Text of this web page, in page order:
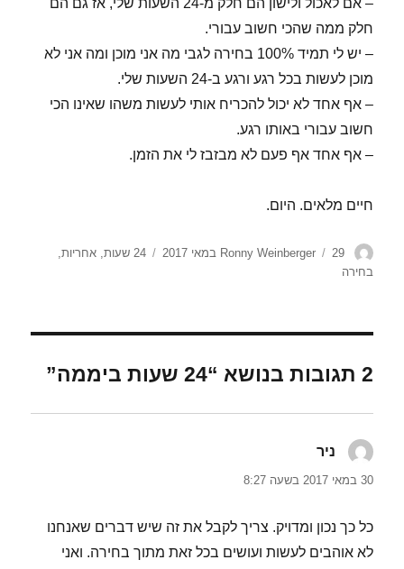
– אם לאכול ולישון הם חלק מ-24 השעות שלי, אז גם הם
חלק ממה שהכי חשוב עבורי.
– יש לי תמיד 100% בחירה לגבי מה אני מוכן ומה אני לא
מוכן לעשות בכל רגע ורגע ב-24 השעות שלי.
– אף אחד לא יכול להכריח אותי לעשות משהו שאינו הכי
חשוב עבורי באותו רגע.
– אף אחד אף פעם לא מבזבז לי את הזמן.
חיים מלאים. היום.
מחבר Ronny Weinberger
פורסם 29 במאי 2017 תגיות
24 שעות ,אחריות,
בחירה
2 תגובות בנושא “24 שעות ביממה”
ניר
30 במאי 2017 בשעה 8:27
כל כך נכון ומדויק. צריך לקבל את זה שיש דברים שאנחנו
לא אוהבים לעשות ועושים בכל זאת מתוך בחירה. ואני